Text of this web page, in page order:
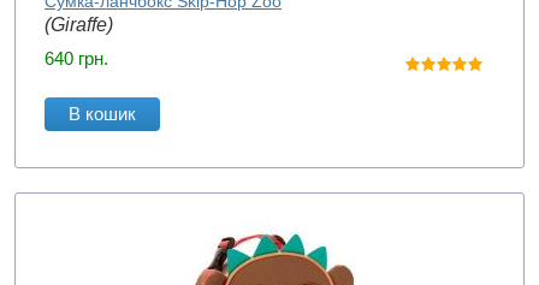
(Giraffe)
640 грн.
В кошик